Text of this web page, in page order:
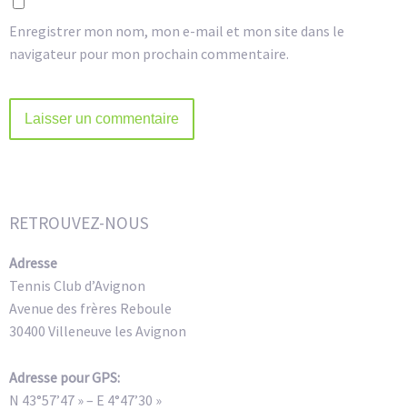
Enregistrer mon nom, mon e-mail et mon site dans le
navigateur pour mon prochain commentaire.
RETROUVEZ-NOUS
Adresse
Tennis Club d’Avignon
Avenue des frères Reboule
30400 Villeneuve les Avignon
Adresse pour GPS:
N 43°57’47 » – E 4°47’30 »